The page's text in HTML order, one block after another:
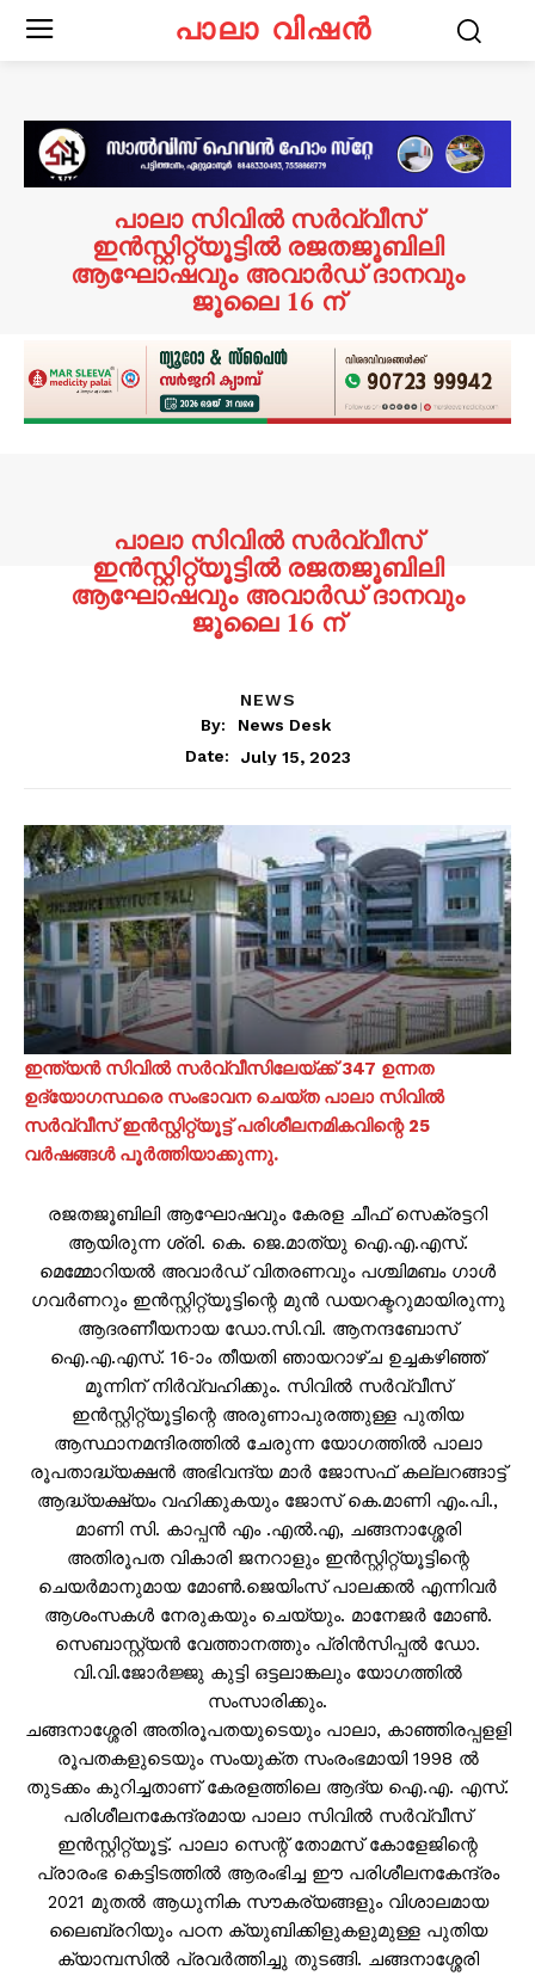
പാലാ വിഷൻ
പാലാ സിവിൽ സർവ്വീസ്
ഇൻസ്റ്റിറ്റ്യൂട്ടിൽ രജതജൂബിലി
ആഘോഷവും അവാർഡ് ദാനവും
ജൂലൈ 16 ന്
പാലാ സിവിൽ സർവ്വീസ്
ഇൻസ്റ്റിറ്റ്യൂട്ടിൽ രജതജൂബിലി
ആഘോഷവും അവാർഡ് ദാനവും
ജൂലൈ 16 ന്
NEWS
By:
News Desk
Date:
July 15, 2023
ഇന്ത്യൻ സിവിൽ സർവ്വീസിലേയ്ക്ക് 347 ഉന്നത
ഉദ്യോഗസ്ഥരെ സംഭാവന ചെയ്ത പാലാ സിവിൽ
സർവ്വീസ് ഇൻസ്റ്റിറ്റ്യൂട്ട് പരിശീലനമികവിന്റെ 25
വർഷങ്ങൾ പൂർത്തിയാക്കുന്നു.
രജതജൂബിലി ആഘോഷവും കേരള ചീഫ് സെക്രട്ടറി
ആയിരുന്ന ശ്രി. കെ. ജെ.മാത്യു ഐ.എ.എസ്.
മെമ്മോറിയൽ അവാർഡ് വിതരണവും പശ്ചിമബം ഗാൾ
ഗവർണറും ഇൻസ്റ്റിറ്റ്യൂട്ടിന്റെ മുൻ ഡയറക്ടറുമായിരുന്നു
ആദരണീയനായ ഡോ.സി.വി. ആനന്ദബോസ്
ഐ.എ.എസ്. 16-ാം തീയതി ഞായറാഴ്ച ഉച്ചകഴിഞ്ഞ്
മൂന്നിന് നിർവ്വഹിക്കും. സിവിൽ സർവ്വീസ്
ഇൻസ്റ്റിറ്റ്യൂട്ടിന്റെ അരുണാപുരത്തുള്ള പുതിയ
ആസ്ഥാനമന്ദിരത്തിൽ ചേരുന്ന യോഗത്തിൽ പാലാ
രൂപതാദ്ധ്യക്ഷൻ അഭിവന്ദ്യ മാർ ജോസഫ് കല്ലറങ്ങാട്ട്
ആദ്ധ്യക്ഷ്യം വഹിക്കുകയും ജോസ് കെ.മാണി എം.പി.,
മാണി സി. കാപ്പൻ എം .എൽ.എ, ചങ്ങനാശ്ശേരി
അതിരൂപത വികാരി ജനറാളും ഇൻസ്റ്റിറ്റ്യൂട്ടിന്റെ
ചെയർമാനുമായ മോൺ.ജെയിംസ് പാലക്കൽ എന്നിവർ
ആശംസകൾ നേരുകയും ചെയ്യും. മാനേജർ മോൺ.
സെബാസ്റ്റ്യൻ വേത്താനത്തും പ്രിൻസിപ്പൽ ഡോ.
വി.വി.ജോർജ്ജു കുട്ടി ഒട്ടലാങ്കലും യോഗത്തിൽ
സംസാരിക്കും.
ചങ്ങനാശ്ശേരി അതിരൂപതയുടെയും പാലാ, കാഞ്ഞിരപ്പളളി
രൂപതകളുടെയും സംയുക്ത സംരംഭമായി 1998 ൽ
തുടക്കം കുറിച്ചതാണ് കേരളത്തിലെ ആദ്യ ഐ.എ. എസ്.
പരിശീലനകേന്ദ്രമായ പാലാ സിവിൽ സർവ്വീസ്
ഇൻസ്റ്റിറ്റ്യൂട്ട്. പാലാ സെന്റ് തോമസ് കോളേജിന്റെ
പ്രാരംഭ കെട്ടിടത്തിൽ ആരംഭിച്ച ഈ പരിശീലനകേന്ദ്രം
2021 മുതൽ ആധുനിക സൗകര്യങ്ങളും വിശാലമായ
ലൈബ്രറിയും പഠന ക്യുബിക്കിളുകളുമുള്ള പുതിയ
ക്യാമ്പസിൽ പ്രവർത്തിച്ചു തുടങ്ങി. ചങ്ങനാശ്ശേരി